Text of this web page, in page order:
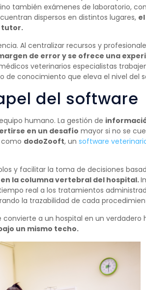
también exámenes de laboratorio,
dispersos en distintos lugares,
tutor.
Al centralizar recursos y
de error y se ofrece una
veterinarios especialistas
de conocimiento que eleva el nivel del
del software
humano. La gestión de
en un desafío mayor si no se
dodoZooft, unsoftware
y facilitar la toma de decisiones
la columna vertebral del hospital.
real a los tratamientos
la trazabilidad de cada
a un hospital en un verdadero
un mismo techo.